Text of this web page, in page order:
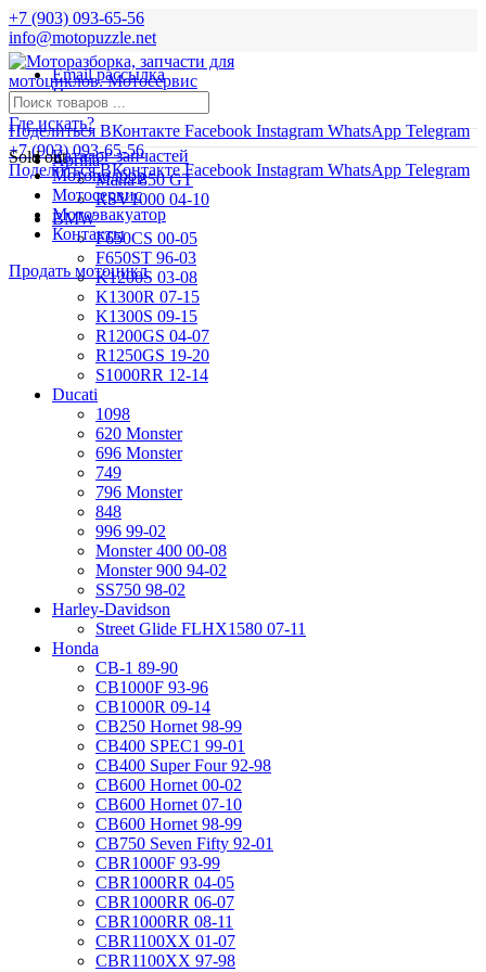
+7 (903) 093-65-56
info@motopuzzle.net
Email рассылка
Новости
Поделиться ВКонтакте Facebook Instagram WhatsApp Telegram
+7 (903) 093-65-56
Поделиться ВКонтакте Facebook Instagram WhatsApp Telegram
Где искать?
Aprilia
Mana 850 GT
RSV1000 04-10
BMW
F650CS 00-05
F650ST 96-03
K1200S 03-08
K1300R 07-15
K1300S 09-15
R1200GS 04-07
R1250GS 19-20
S1000RR 12-14
Ducati
1098
620 Monster
696 Monster
749
796 Monster
848
996 99-02
Monster 400 00-08
Monster 900 94-02
SS750 98-02
Harley-Davidson
Street Glide FLHX1580 07-11
Honda
CB-1 89-90
CB1000F 93-96
CB1000R 09-14
CB250 Hornet 98-99
CB400 SPEC1 99-01
CB400 Super Four 92-98
CB600 Hornet 00-02
CB600 Hornet 07-10
CB600 Hornet 98-99
CB750 Seven Fifty 92-01
CBR1000F 93-99
CBR1000RR 04-05
CBR1000RR 06-07
CBR1000RR 08-11
CBR1100XX 01-07
CBR1100XX 97-98
Каталог запчастей
Мотоподбор
Мотосервис
Мотоэвакуатор
Контакты
Продать мотоцикл
Sold out